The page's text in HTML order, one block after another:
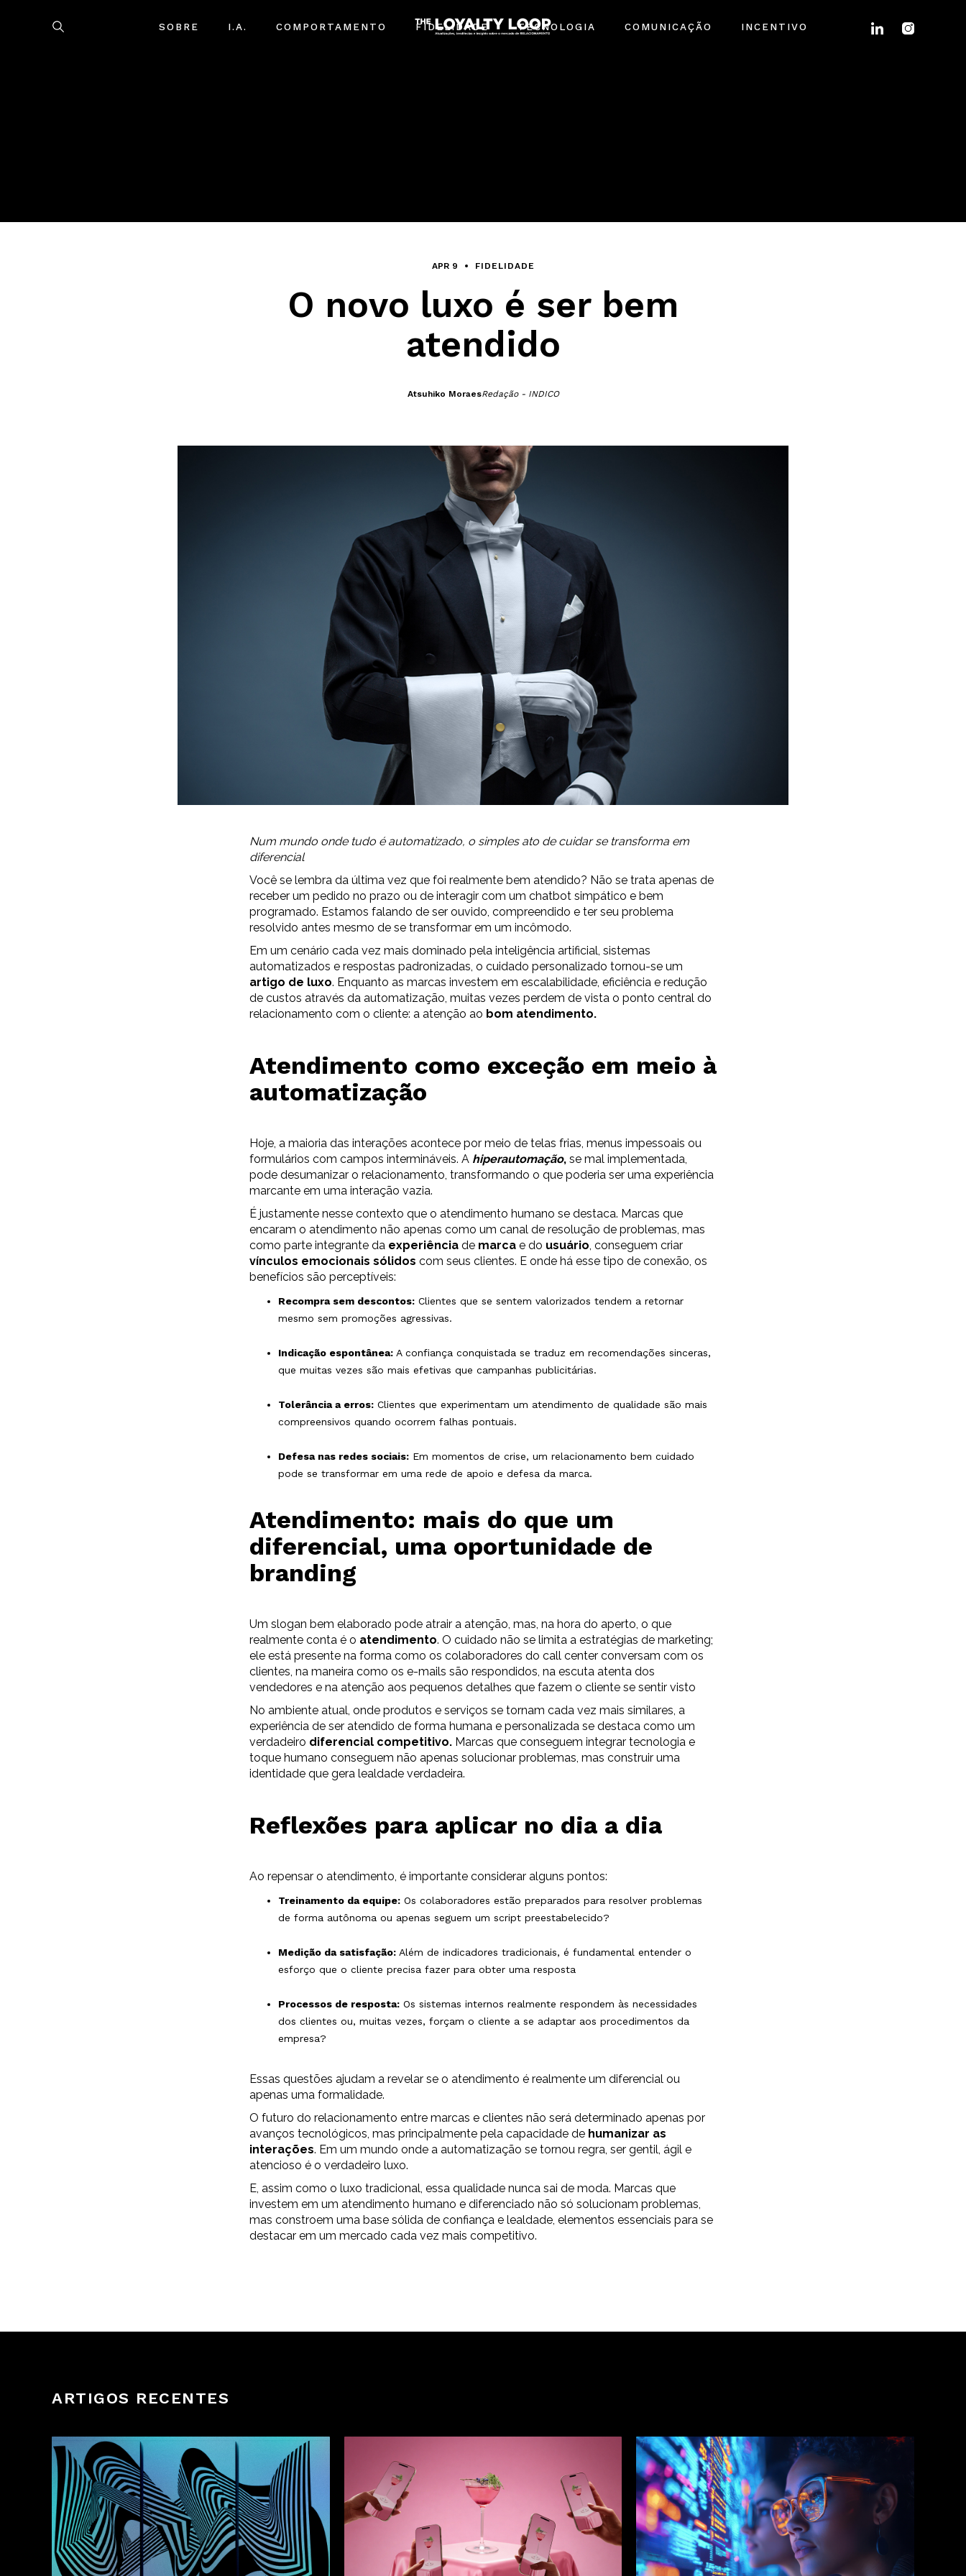
SOBRE I.A. COMPORTAMENTO FIDELIDADE TECNOLOGIA COMUNICAÇÃO INCENTIVO
APR 9 FIDELIDADE
O novo luxo é ser bem
atendido
Atsuhiko MoraesRedação - INDICO
Num mundo onde tudo é automatizado, o simples ato de cuidar se transforma em
diferencial
Você se lembra da última vez que foi realmente bem atendido? Não se trata apenas de
receber um pedido no prazo ou de interagir com um chatbot simpático e bem
programado. Estamos falando de ser ouvido, compreendido e ter seu problema
resolvido antes mesmo de se transformar em um incômodo.
Em um cenário cada vez mais dominado pela inteligência artificial, sistemas
automatizados e respostas padronizadas, o cuidado personalizado tornou-se um
artigo de luxo. Enquanto as marcas investem em escalabilidade, eficiência e redução
de custos através da automatização, muitas vezes perdem de vista o ponto central do
relacionamento com o cliente: a atenção ao bom atendimento.
Atendimento como exceção em meio à
automatização
Hoje, a maioria das interações acontece por meio de telas frias, menus impessoais ou
formulários com campos intermináveis. A hiperautomação, se mal implementada,
pode desumanizar o relacionamento, transformando o que poderia ser uma experiência
marcante em uma interação vazia.
É justamente nesse contexto que o atendimento humano se destaca. Marcas que
encaram o atendimento não apenas como um canal de resolução de problemas, mas
como parte integrante da experiência de marca e do usuário, conseguem criar
vínculos emocionais sólidos com seus clientes. E onde há esse tipo de conexão, os
benefícios são perceptíveis:
Recompra sem descontos: Clientes que se sentem valorizados tendem a retornar
mesmo sem promoções agressivas.
Indicação espontânea: A confiança conquistada se traduz em recomendações sinceras,
que muitas vezes são mais efetivas que campanhas publicitárias.
Tolerância a erros: Clientes que experimentam um atendimento de qualidade são mais
compreensivos quando ocorrem falhas pontuais.
Defesa nas redes sociais: Em momentos de crise, um relacionamento bem cuidado
pode se transformar em uma rede de apoio e defesa da marca.
Atendimento: mais do que um
diferencial, uma oportunidade de
branding
Um slogan bem elaborado pode atrair a atenção, mas, na hora do aperto, o que
realmente conta é o atendimento. O cuidado não se limita a estratégias de marketing;
ele está presente na forma como os colaboradores do call center conversam com os
clientes, na maneira como os e-mails são respondidos, na escuta atenta dos
vendedores e na atenção aos pequenos detalhes que fazem o cliente se sentir visto
No ambiente atual, onde produtos e serviços se tornam cada vez mais similares, a
experiência de ser atendido de forma humana e personalizada se destaca como um
verdadeiro diferencial competitivo. Marcas que conseguem integrar tecnologia e
toque humano conseguem não apenas solucionar problemas, mas construir uma
identidade que gera lealdade verdadeira.
Reflexões para aplicar no dia a dia
Ao repensar o atendimento, é importante considerar alguns pontos:
Treinamento da equipe: Os colaboradores estão preparados para resolver problemas
de forma autônoma ou apenas seguem um script preestabelecido?
Medição da satisfação: Além de indicadores tradicionais, é fundamental entender o
esforço que o cliente precisa fazer para obter uma resposta
Processos de resposta: Os sistemas internos realmente respondem às necessidades
dos clientes ou, muitas vezes, forçam o cliente a se adaptar aos procedimentos da
empresa?
Essas questões ajudam a revelar se o atendimento é realmente um diferencial ou
apenas uma formalidade.
O futuro do relacionamento entre marcas e clientes não será determinado apenas por
avanços tecnológicos, mas principalmente pela capacidade de humanizar as
interações. Em um mundo onde a automatização se tornou regra, ser gentil, ágil e
atencioso é o verdadeiro luxo.
E, assim como o luxo tradicional, essa qualidade nunca sai de moda. Marcas que
investem em um atendimento humano e diferenciado não só solucionam problemas,
mas constroem uma base sólida de confiança e lealdade, elementos essenciais para se
destacar em um mercado cada vez mais competitivo.
ARTIGOS RECENTES